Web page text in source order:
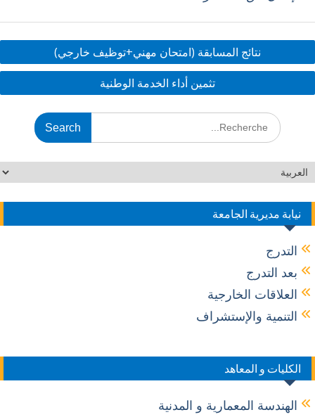
b
o
o
k
er
e
dI
n
e
نتائج المسابقة (امتحان مهني+توظيف خارجي)
تثمين أداء الخدمة الوطنية
نيابة مديرية الجامعة
التدرج
بعد التدرج
العلاقات الخارجية
التنمية والإستشراف
الكليات و المعاهد
الهندسة المعمارية و المدنية